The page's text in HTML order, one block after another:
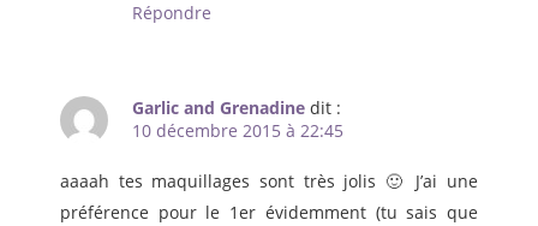
Répondre
Garlic and Grenadine dit :
10 décembre 2015 à 22:45
aaaah tes maquillages sont très jolis 🙂 J’ai une
préférence pour le 1er évidemment (tu sais que